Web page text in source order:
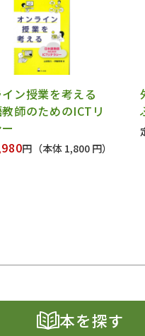
ン授業を考える
師のためのICTリ
円 （本体 1,800 円）
本を探す